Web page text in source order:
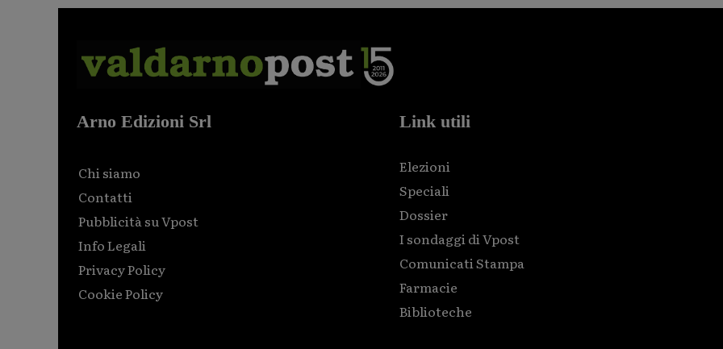
Arno Edizioni Srl
Chi siamo
Contatti
Pubblicità su Vpost
Info Legali
Privacy Policy
Cookie Policy
Link utili
Elezioni
Speciali
Dossier
I sondaggi di Vpost
Comunicati Stampa
Farmacie
Biblioteche